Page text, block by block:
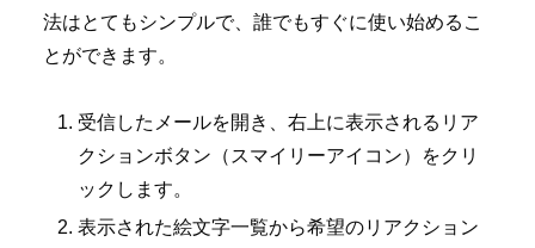
法はとてもシンプルで、誰でもすぐに使い始めるこ
とができます。
受信したメールを開き、右上に表示されるリア
クションボタン（スマイリーアイコン）をクリ
ックします。
表示された絵文字一覧から希望のリアクション